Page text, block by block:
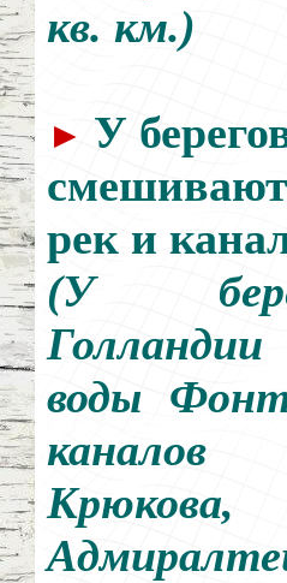
кв. км.)
► У
рек и
(У
воды
каналов
Крюкова,